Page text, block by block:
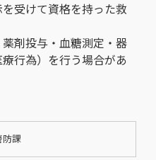
受けて資格を持った救
剤投与・血糖測定・器
行為）を行う場合があ
防課